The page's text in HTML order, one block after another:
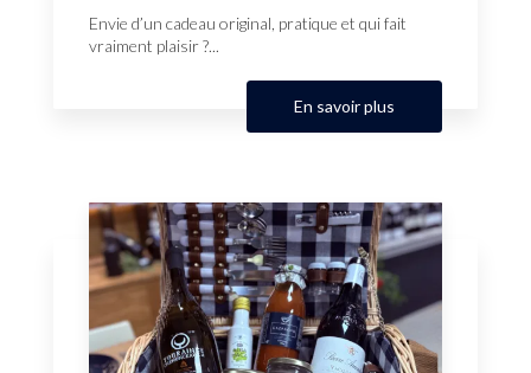
Envie d’un cadeau original, pratique et qui fait
vraiment plaisir ?...
En savoir plus